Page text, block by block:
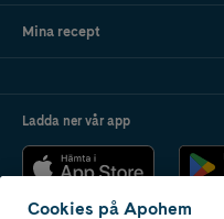
Mina recept
Ladda ner vår app
Cookies på Apohem